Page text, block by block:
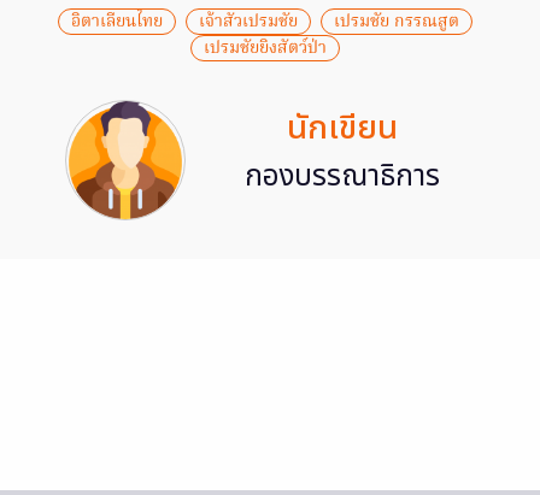
อิตาเลียนไทย เจ้าสัวเปรมชัย
เปรมชัย กรรณสูต
เปรมชัยยิงสัตว์ป่า
นักเขียน
กองบรรณาธิการ